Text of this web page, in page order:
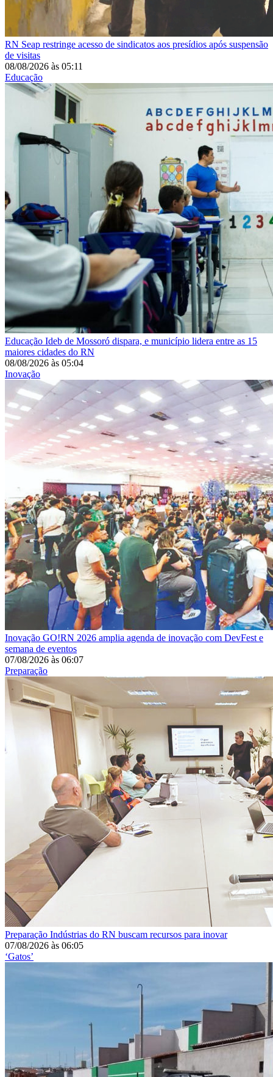
RN Seap restringe acesso de sindicatos aos presídios após suspensão
de visitas
08/08/2026 às 05:11
Educação
Educação Ideb de Mossoró dispara, e município lidera entre as 15
maiores cidades do RN
08/08/2026 às 05:04
Inovação
Inovação GO!RN 2026 amplia agenda de inovação com DevFest e
semana de eventos
07/08/2026 às 06:07
Preparação
Preparação Indústrias do RN buscam recursos para inovar
07/08/2026 às 06:05
‘Gatos’